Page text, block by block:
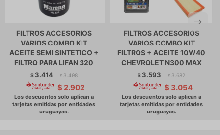
FILTROS ACCESORIOS
VARIOS COMBO KIT
ACEITE SEMI SINTETICO +
FILTRO PARA LIFAN 320
$ 3.414 $ 3.498
$ 2.902
FILTROS ACCESORIOS
VARIOS COMBO KIT
FILTROS + ACEITE 10W40
CHEVROLET N300 MAX
$ 3.593 $ 3.682
$ 3.054